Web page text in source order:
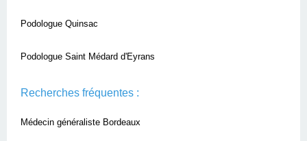
Podologue Quinsac
Podologue Saint Médard d'Eyrans
Recherches fréquentes :
Médecin généraliste Bordeaux